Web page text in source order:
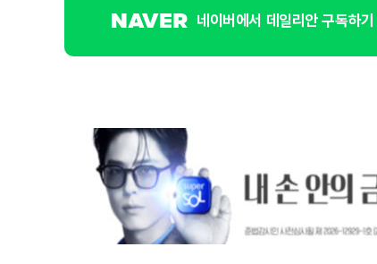
네이버에서 데일리안 구독하기